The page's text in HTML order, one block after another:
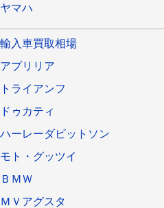
ヤマハ
輸入車買取相場
アプリリア
トライアンフ
ドゥカティ
ハーレーダビットソン
モト・グッツイ
ＢＭＷ
ＭＶアグスタ